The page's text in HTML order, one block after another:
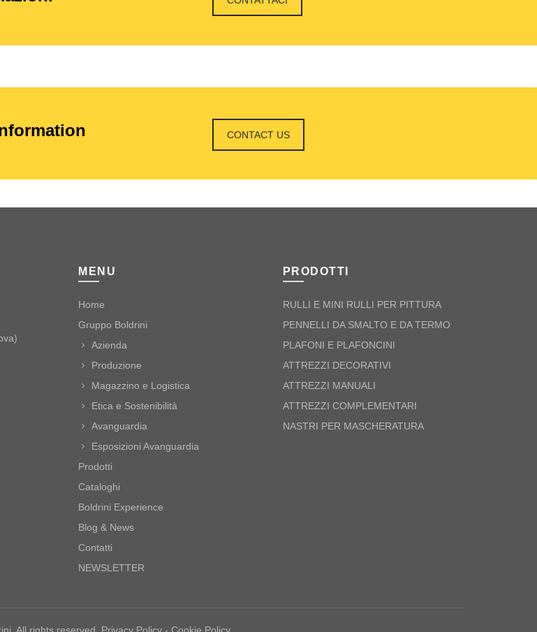
CONTACT US
MENU
Home
Gruppo Boldrini
Azienda
Produzione
Magazzino e Logistica
Etica e Sostenibilità
Avanguardia
Esposizioni Avanguardia
Prodotti
Cataloghi
Boldrini Experience
Blog & News
Contatti
NEWSLETTER
PRODOTTI
RULLI E MINI RULLI PER PITTURA
PENNELLI DA SMALTO E DA TERMO
PLAFONI E PLAFONCINI
ATTREZZI DECORATIVI
ATTREZZI MANUALI
ATTREZZI COMPLEMENTARI
NASTRI PER MASCHERATURA